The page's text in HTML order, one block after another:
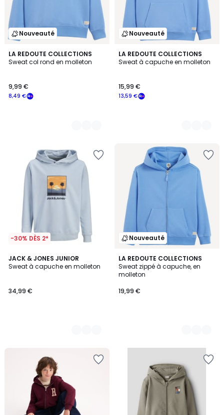
Nouveauté
LA REDOUTE COLLECTIONS
Sweat col rond en molleton
8,49 €
9,99 €
5
Couleurs
Nouveauté
LA REDOUTE COLLECTIONS
Sweat à capuche en molleton
13,59 €
15,99 €
5
Couleurs
-30% DÈS 2*
JACK & JONES JUNIOR
Sweat à capuche en molleton
34,99 €
2
Couleurs
Nouveauté
LA REDOUTE COLLECTIONS
Sweat zippé à capuche, en
molleton
19,99 €
4
Couleurs